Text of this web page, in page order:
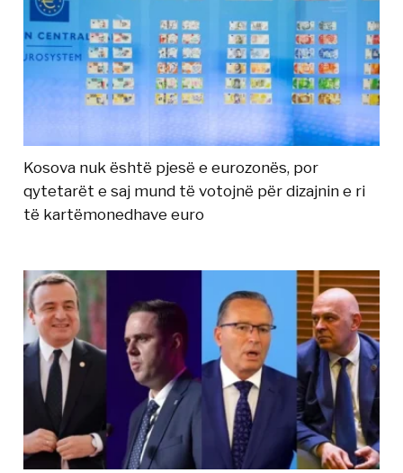
Kosova nuk është pjesë e eurozonës, por
qytetarët e saj mund të votojnë për dizajnin e ri
të kartëmonedhave euro